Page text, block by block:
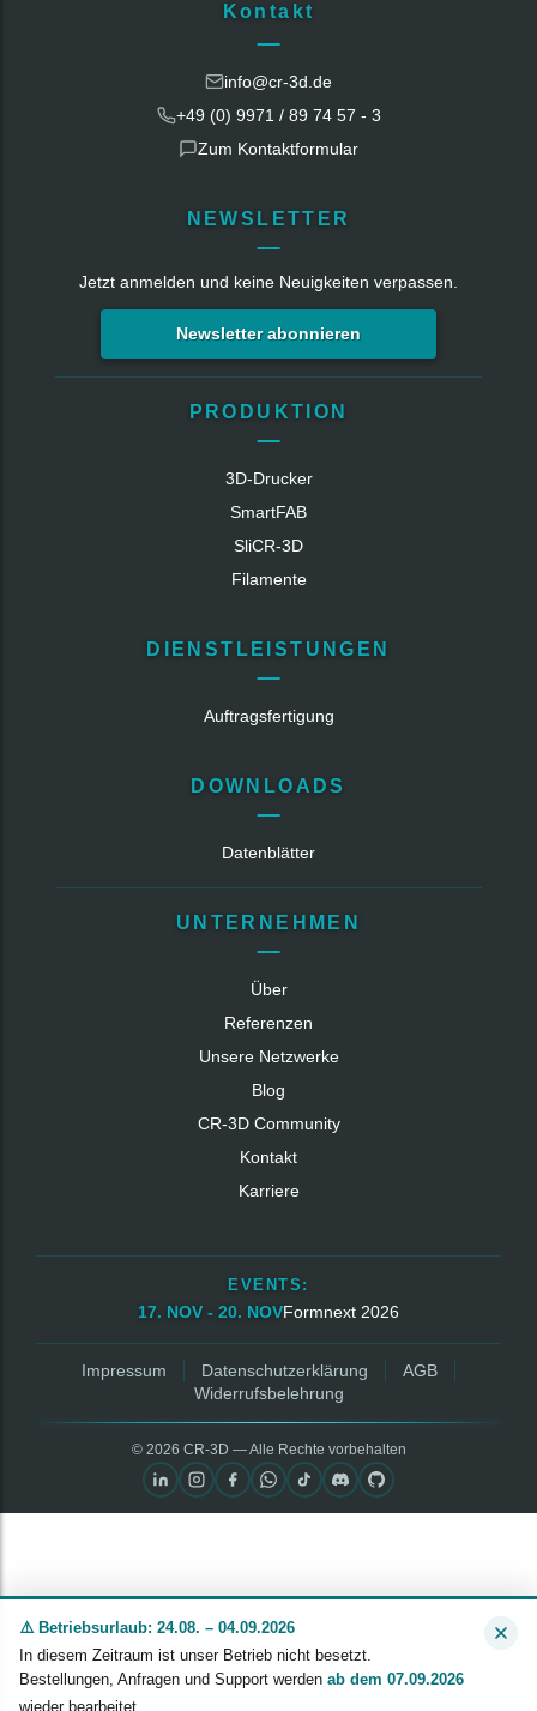
Kontakt
info@cr-3d.de
+49 (0) 9971 / 89 74 57 - 3
Zum Kontaktformular
NEWSLETTER
Jetzt anmelden und keine Neuigkeiten verpassen.
Newsletter abonnieren
PRODUKTION
3D-Drucker
SmartFAB
SliCR‑3D
Filamente
DIENSTLEISTUNGEN
Auftragsfertigung
DOWNLOADS
Datenblätter
UNTERNEHMEN
Über
Referenzen
Unsere Netzwerke
Blog
CR‑3D Community
Kontakt
Karriere
EVENTS:
17. NOV - 20. NOVFormnext 2026
Impressum Datenschutzerklärung
AGB
Widerrufsbelehrung
© 2026 CR‑3D — Alle Rechte vorbehalten
⚠️ Betriebsurlaub: 24.08. – 04.09.2026
In diesem Zeitraum ist unser Betrieb nicht besetzt.
Bestellungen, Anfragen und Support werden ab dem 07.09.2026
wieder bearbeitet.